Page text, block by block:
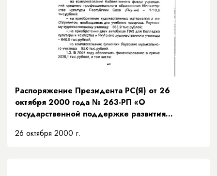
Распоряжение Президента РС(Я) от 26
октября 2000 года № 263-РП «О
государственной поддержке развития
Саха (Якутия)»
26 октября 2000 г.